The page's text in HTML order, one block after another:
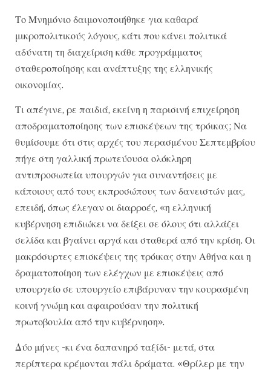
Το Μνημόνιο δαιμονοποιήθηκε για καθαρά
μικροπολιτικούς λόγους, κάτι που κάνει πολιτικά
αδύνατη τη διαχείριση κάθε προγράμματος
σταθεροποίησης και ανάπτυξης της ελληνικής
οικονομίας.
Τι απέγινε, ρε παιδιά, εκείνη η παρισινή επιχείρηση
αποδραματοποίησης των επισκέψεων της τρόικας; Να
θυμίσουμε ότι στις αρχές του περασμένου Σεπτεμβρίου
πήγε στη γαλλική πρωτεύουσα ολόκληρη
αντιπροσωπεία υπουργών για συναντήσεις με
κάποιους από τους εκπροσώπους των δανειστών μας,
επειδή, όπως έλεγαν οι διαρροές, «η ελληνική
κυβέρνηση επιδιώκει να δείξει σε όλους ότι αλλάζει
σελίδα και βγαίνει αργά και σταθερά από την κρίση. Οι
μακρόσυρτες επισκέψεις της τρόικας στην Αθήνα και η
δραματοποίηση των ελέγχων με επισκέψεις από
υπουργείο σε υπουργείο επιβάρυναν την κουρασμένη
κοινή γνώμη και αφαιρούσαν την πολιτική
πρωτοβουλία από την κυβέρνηση».
Δύο μήνες -κι ένα δαπανηρό ταξίδι- μετά, στα
περίπτερα κρέμονται πάλι δράματα. «Θρίλερ με την